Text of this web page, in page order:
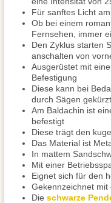
Für sanftes Licht
Ob bei einem
Fernsehen, immer
Den Zyklus starten
anschalten von
Ausgerüstet mit
Befestigung
Diese kann bei
durch Sägen
Am Baldachin ist
befestigt
Diese trägt den
Das Material ist
In mattem
Mit einer
Eignet sich für den
Gekennzeichnet mit
Die schwarze